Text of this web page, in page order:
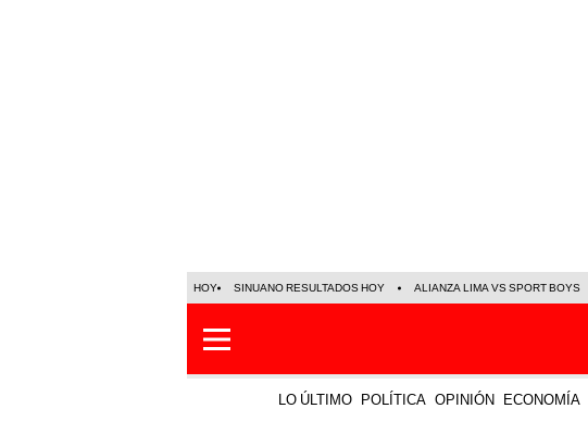
HOY SINUANO RESULTADOS HOY ALIANZA LIMA VS SPORT BOYS
LO ÚLTIMO POLÍTICA OPINIÓN ECONOMÍA